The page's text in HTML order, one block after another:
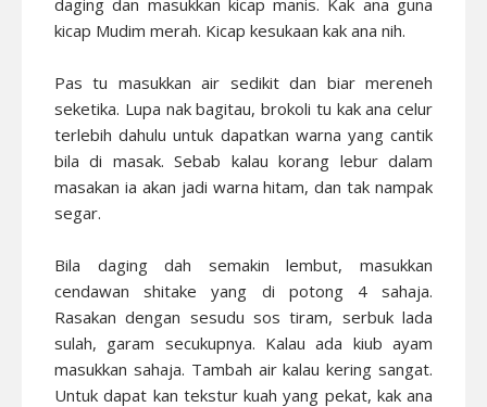
daging dan masukkan kicap manis. Kak ana guna
kicap Mudim merah. Kicap kesukaan kak ana nih.
Pas tu masukkan air sedikit dan biar mereneh
seketika. Lupa nak bagitau, brokoli tu kak ana celur
terlebih dahulu untuk dapatkan warna yang cantik
bila di masak. Sebab kalau korang lebur dalam
masakan ia akan jadi warna hitam, dan tak nampak
segar.
Bila daging dah semakin lembut, masukkan
cendawan shitake yang di potong 4 sahaja.
Rasakan dengan sesudu sos tiram, serbuk lada
sulah, garam secukupnya. Kalau ada kiub ayam
masukkan sahaja. Tambah air kalau kering sangat.
Untuk dapat kan tekstur kuah yang pekat, kak ana